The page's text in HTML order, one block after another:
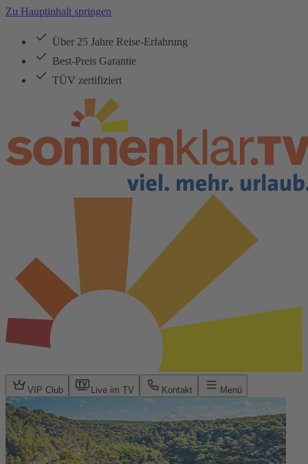
Zu Hauptinhalt springen
Über 25 Jahre Reise-Erfahrung
Best-Preis Garantie
TÜV zertifiziert
VIP Club Live im TV Kontakt Menü